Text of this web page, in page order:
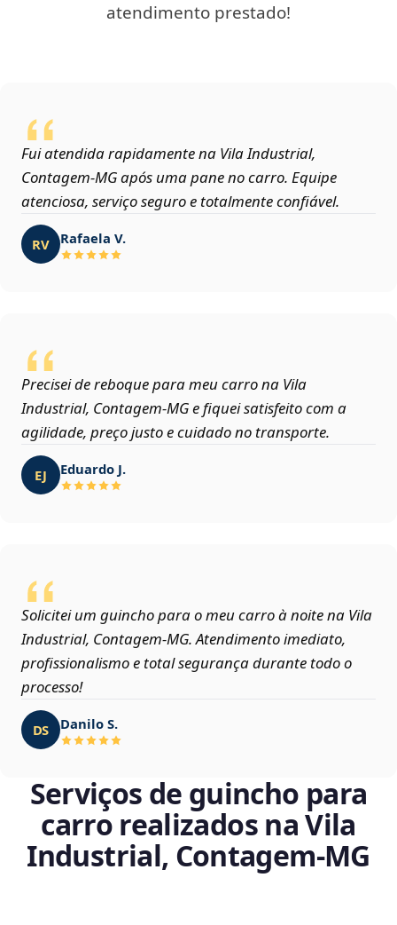
atendimento prestado!
Fui atendida rapidamente na Vila Industrial,
Contagem‑MG após uma pane no carro. Equipe
atenciosa, serviço seguro e totalmente confiável.
RV Rafaela V.
Precisei de reboque para meu carro na Vila
Industrial, Contagem‑MG e fiquei satisfeito com a
agilidade, preço justo e cuidado no transporte.
EJ Eduardo J.
Solicitei um guincho para o meu carro à noite na Vila
Industrial, Contagem‑MG. Atendimento imediato,
profissionalismo e total segurança durante todo o
processo!
DS Danilo S.
Serviços de guincho para
carro realizados na Vila
Industrial, Contagem‑MG